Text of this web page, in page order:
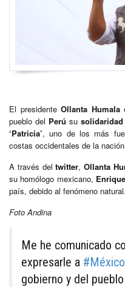
El presidenteOllanta Humala
pueblo del Perú su solidaridad
‘Patricia’, uno de los más
costas occidentales de la
A través deltwitter,Ollanta
su homólogo mexicano,
país, debido al fenómeno natural.
Foto Andina
Me he comunicado
expresarle a #México
gobierno y del